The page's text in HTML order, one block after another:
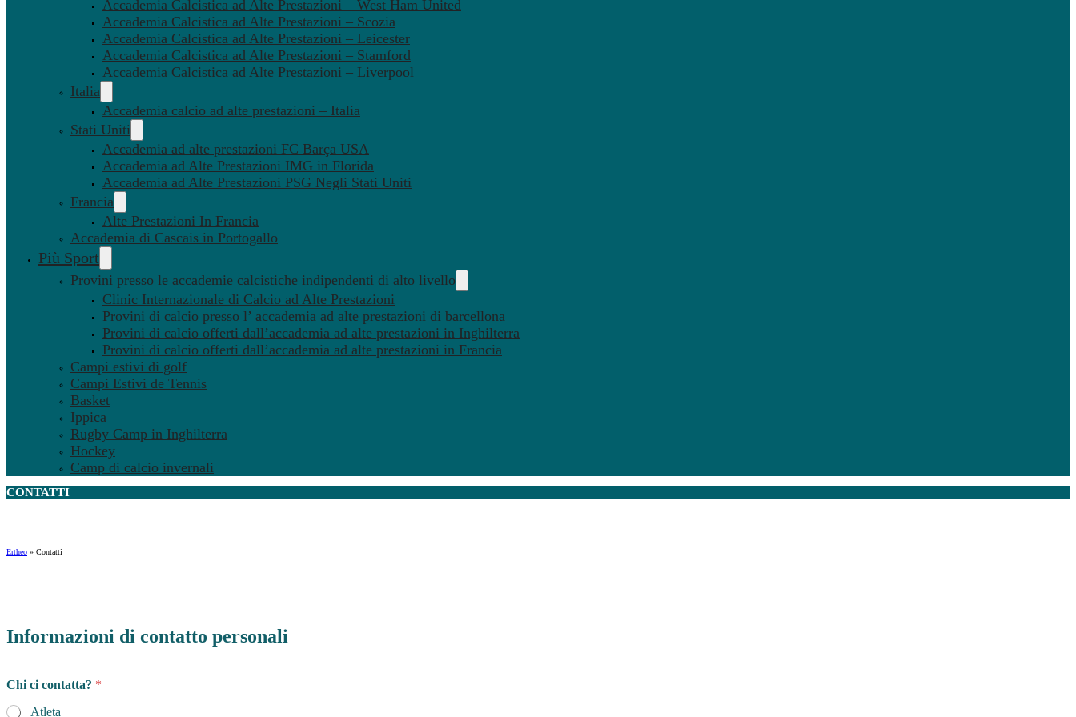
Accademia Calcistica ad Alte Prestazioni – West Ham United
Accademia Calcistica ad Alte Prestazioni – Scozia
Accademia Calcistica ad Alte Prestazioni – Leicester
Accademia Calcistica ad Alte Prestazioni – Stamford
Accademia Calcistica ad Alte Prestazioni – Liverpool
Italia
Accademia calcio ad alte prestazioni – Italia
Stati Uniti
Accademia ad alte prestazioni FC Barça USA
Accademia ad Alte Prestazioni IMG in Florida
Accademia ad Alte Prestazioni PSG Negli Stati Uniti
Francia
Alte Prestazioni In Francia
Accademia di Cascais in Portogallo
Più Sport
Provini presso le accademie calcistiche indipendenti di alto livello
Clinic Internazionale di Calcio ad Alte Prestazioni
Provini di calcio presso l’ accademia ad alte prestazioni di barcellona
Provini di calcio offerti dall’accademia ad alte prestazioni in Inghilterra
Provini di calcio offerti dall’accademia ad alte prestazioni in Francia
Campi estivi di golf
Campi Estivi de Tennis
Basket
Ippica
Rugby Camp in Inghilterra
Hockey
Camp di calcio invernali
CONTATTI
Ertheo » Contatti
Informazioni di contatto personali
Chi ci contatta? *
Atleta